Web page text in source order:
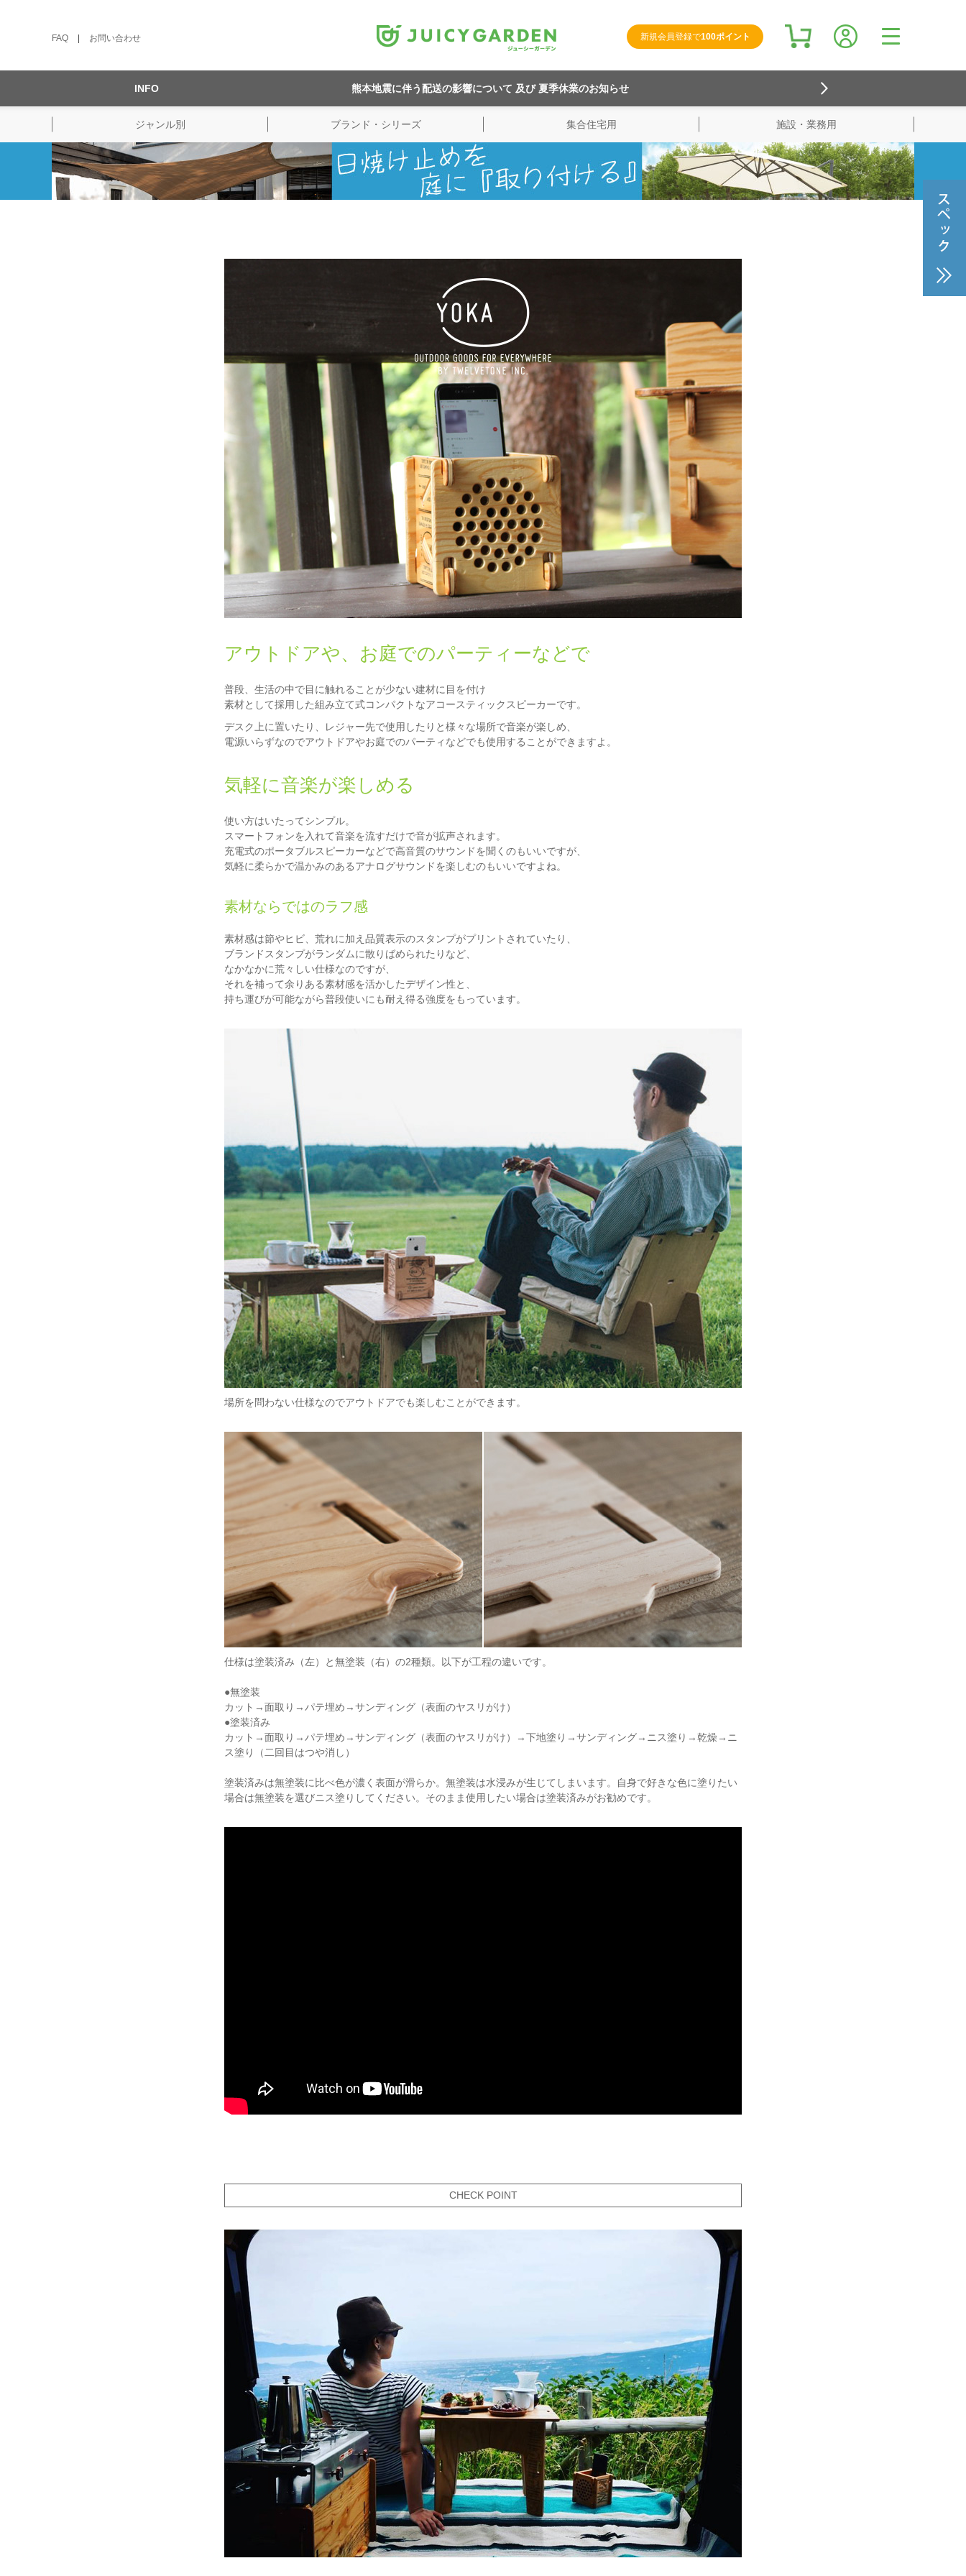
FAQ お問い合わせ 新規会員登録で100ポイント
検索
INFO 熊本地震に伴う配送の影響について 及び 夏季休業のお知らせ
ジャンル別 ブランド・シリーズ 集合住宅用 施設・業務用
アウトドアや、お庭でのパーティーなどで
普段、生活の中で目に触れることが少ない建材に目を付け
素材として採用した組み立て式コンパクトなアコースティックスピーカーです。
デスク上に置いたり、レジャー先で使用したりと様々な場所で音楽が楽しめ、
電源いらずなのでアウトドアやお庭でのパーティなどでも使用することができますよ。
気軽に音楽が楽しめる
使い方はいたってシンプル。
スマートフォンを入れて音楽を流すだけで音が拡声されます。
充電式のポータブルスピーカーなどで高音質のサウンドを聞くのもいいですが、
気軽に柔らかで温かみのあるアナログサウンドを楽しむのもいいですよね。
素材ならではのラフ感
素材感は節やヒビ、荒れに加え品質表示のスタンプがプリントされていたり、
ブランドスタンプがランダムに散りばめられたりなど、
なかなかに荒々しい仕様なのですが、
それを補って余りある素材感を活かしたデザイン性と、
持ち運びが可能ながら普段使いにも耐え得る強度をもっています。
場所を問わない仕様なのでアウトドアでも楽しむことができます。
仕様は塗装済み（左）と無塗装（右）の2種類。以下が工程の違いです。
●無塗装
カット→面取り→パテ埋め→サンディング（表面のヤスリがけ）
●塗装済み
カット→面取り→パテ埋め→サンディング（表面のヤスリがけ）→下地塗り→サンディング→ニス塗り→乾燥→ニ
ス塗り（二回目はつや消し）
塗装済みは無塗装に比べ色が濃く表面が滑らか。無塗装は水浸みが生じてしまいます。自身で好きな色に塗りたい
場合は無塗装を選びニス塗りしてください。そのまま使用したい場合は塗装済みがお勧めです。
CHECK POINT